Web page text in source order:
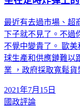
最近有去過市場、超
下子就不見了。不過
不覺中變貴了。 歐
球生產和供應鏈難以
業 ，政府採取寬鬆貨
2021年7月15日
國政評論